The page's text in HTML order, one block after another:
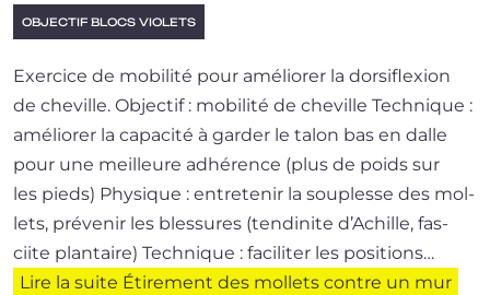
OBJECTIF BLOCS VIOLETS
Exercice de mobi­li­té pour amé­lio­rer la dor­si­flexion
de cheville. Objectif : mobilité de cheville Technique :
amé­lio­rer la capa­ci­té à gar­der le talon bas en dalle
pour une meilleure adhé­rence (plus de poids sur
les pieds) Physique : entre­te­nir la sou­plesse des mol­
lets, pré­ve­nir les bles­sures (ten­di­nite d’Achille, fas­
ciite plantaire) Technique : faci­li­ter les posi­tions…
Lire la suite Étirement des mollets contre un mur